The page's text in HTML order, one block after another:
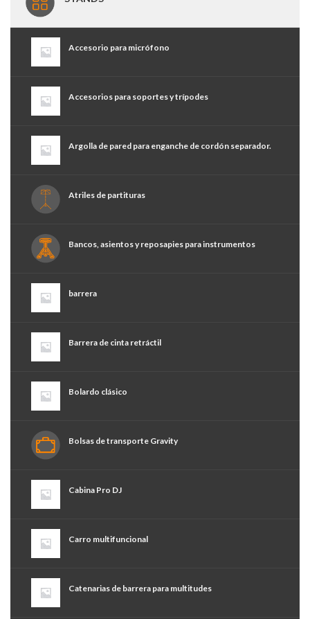
Accesorio para micrófono
Accesorios para soportes y trípodes
Argolla de pared para enganche de cordón separador.
Atriles de partituras
Bancos, asientos y reposapies para instrumentos
barrera
Barrera de cinta retráctil
Bolardo clásico
Bolsas de transporte Gravity
Cabina Pro DJ
Carro multifuncional
Catenarias de barrera para multitudes